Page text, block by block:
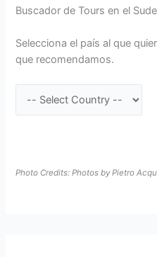
Buscador de Tours en el
Selecciona el país al que
que recomendamos.
Photo Credits: Photos by Pietro